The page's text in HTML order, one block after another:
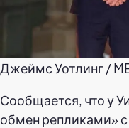
Джеймс Уотлинг /
Сообщается, что у
обмен репликами»